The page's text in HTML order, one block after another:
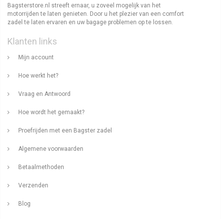
Bagsterstore.nl streeft ernaar, u zoveel mogelijk van het
motorrijden te laten genieten. Door u het plezier van een comfort
zadel te laten ervaren en uw bagage problemen op te lossen.
Klanten links
Mijn account
Hoe werkt het?
Vraag en Antwoord
Hoe wordt het gemaakt?
Proefrijden met een Bagster zadel
Algemene voorwaarden
Betaalmethoden
Verzenden
Blog